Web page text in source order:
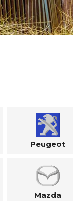
Peugeot
Mazda